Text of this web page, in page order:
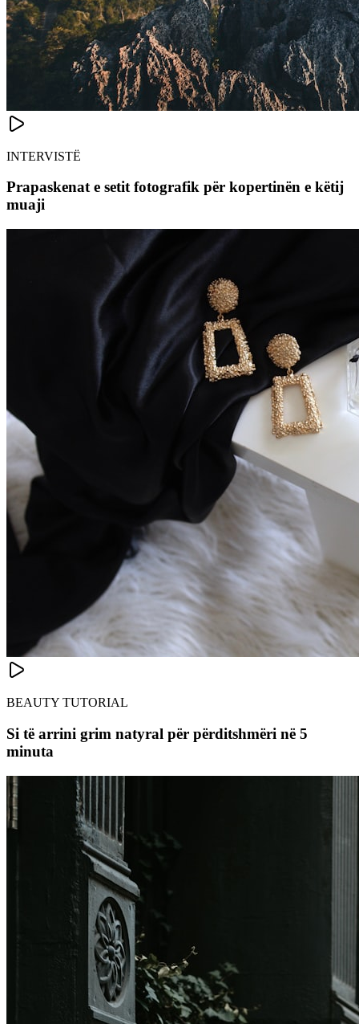
INTERVISTË
Prapaskenat e setit fotografik për kopertinën e këtij
muaji
BEAUTY TUTORIAL
Si të arrini grim natyral për përditshmëri në 5
minuta